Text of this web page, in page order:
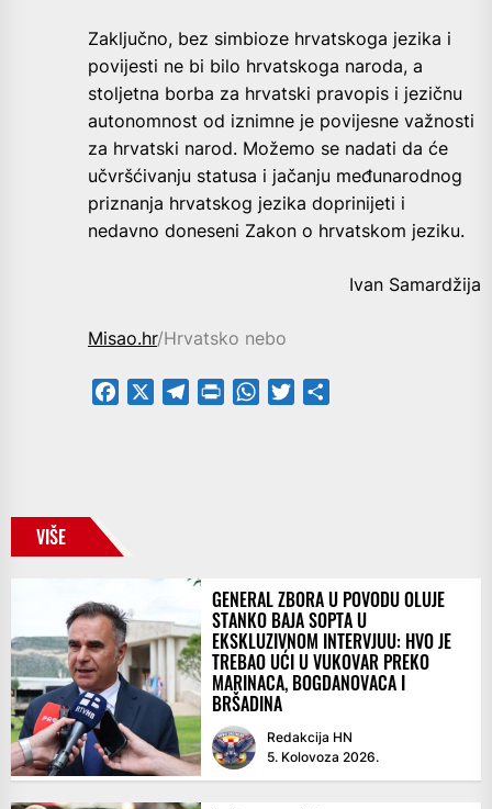
Zaključno, bez simbioze hrvatskoga jezika i
povijesti ne bi bilo hrvatskoga naroda, a
stoljetna borba za hrvatski pravopis i jezičnu
autonomnost od iznimne je povijesne važnosti
za hrvatski narod. Možemo se nadati da će
učvršćivanju statusa i jačanju međunarodnog
priznanja hrvatskog jezika doprinijeti i
nedavno doneseni Zakon o hrvatskom jeziku.
Ivan Samardžija
Misao.hr/Hrvatsko nebo
Facebook TelegramPrintFriendly
WhatsApp
Twitter
VIŠE
GENERAL ZBORA U POVODU OLUJE
STANKO BAJA SOPTA U
EKSKLUZIVNOM INTERVJUU: HVO JE
TREBAO UĆI U VUKOVAR PREKO
MARINACA, BOGDANOVACA I
BRŠADINA
Redakcija HN
5. Kolovoza 2026.